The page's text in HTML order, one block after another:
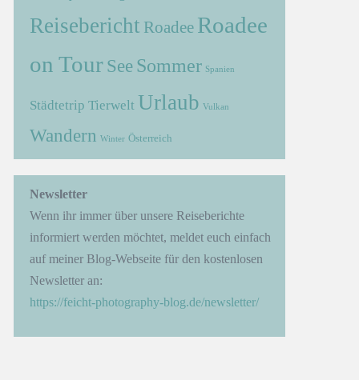
Reisebericht Roadee Roadee
on Tour See Sommer Spanien
Städtetrip Tierwelt Urlaub Vulkan
Wandern Winter Österreich
Newsletter
Wenn ihr immer über unsere Reiseberichte
informiert werden möchtet, meldet euch einfach
auf meiner Blog-Webseite für den kostenlosen
Newsletter an:
https://feicht-photography-blog.de/newsletter/